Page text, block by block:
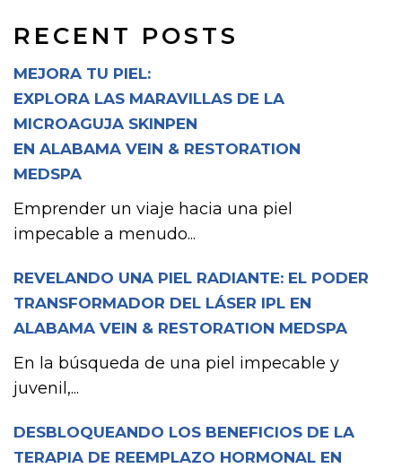
RECENT POSTS
MEJORA TU PIEL:
EXPLORA LAS MARAVILLAS DE LA
MICROAGUJA SKINPEN
EN ALABAMA VEIN & RESTORATION
MEDSPA
Emprender un viaje hacia una piel
impecable a menudo...
REVELANDO UNA PIEL RADIANTE: EL PODER
TRANSFORMADOR DEL LÁSER IPL EN
ALABAMA VEIN & RESTORATION MEDSPA
En la búsqueda de una piel impecable y
juvenil,...
DESBLOQUEANDO LOS BENEFICIOS DE LA
TERAPIA DE REEMPLAZO HORMONAL EN